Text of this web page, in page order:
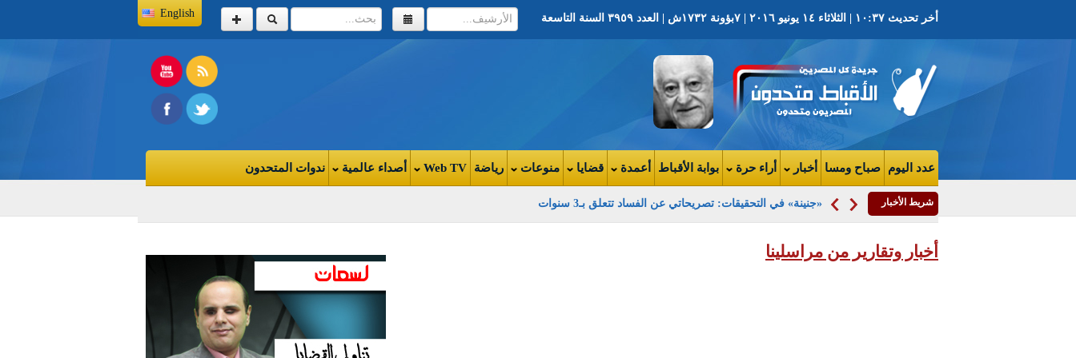
أخر تحديث ١٠:٣٧ | الثلاثاء ١٤ يونيو ٢٠١٦ | ٧بؤونة ١٧٣٢ش | العدد ٣٩٥٩ السنة التاسعة English
عدد اليوم صباح ومسا أخبار أراء حرة بوابة الأقباط أعمدة قضايا منوعات رياضة Web TV أصداء عالمية ندوات المتحدون
شريط الأخبار «جنينة» في التحقيقات: تصريحاتي عن الفساد تتعلق بـ3 سنوات
أخبار وتقارير من مراسلينا